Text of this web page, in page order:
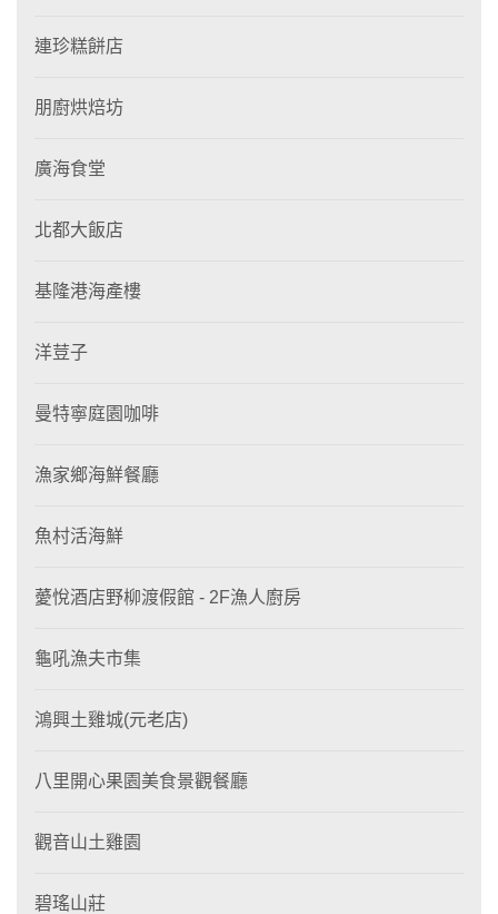
連珍糕餅店
朋廚烘焙坊
廣海食堂
北都大飯店
基隆港海產樓
洋荳子
曼特寧庭園咖啡
漁家鄉海鮮餐廳
魚村活海鮮
薆悅酒店野柳渡假館 - 2F漁人廚房
龜吼漁夫市集
鴻興土雞城(元老店)
八里開心果園美食景觀餐廳
觀音山土雞園
碧瑤山莊